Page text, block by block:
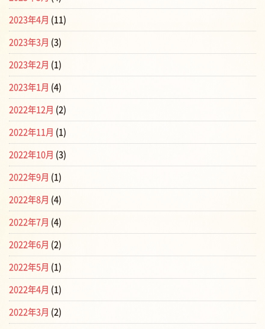
2023年4月 (11)
2023年3月 (3)
2023年2月 (1)
2023年1月 (4)
2022年12月 (2)
2022年11月 (1)
2022年10月 (3)
2022年9月 (1)
2022年8月 (4)
2022年7月 (4)
2022年6月 (2)
2022年5月 (1)
2022年4月 (1)
2022年3月 (2)